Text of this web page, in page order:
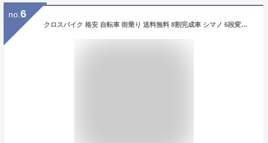
no. 6
クロスバイク 格安 自転車 街乗り 送料無料 8割完成車 シマノ 6段変速 700C(約27インチ)